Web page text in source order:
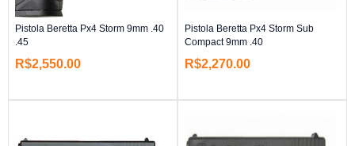
Pistola Beretta Px4 Storm 9mm .40
.45
R$2,550.00
Pistola Beretta Px4 Storm Sub
Compact 9mm .40
R$2,270.00